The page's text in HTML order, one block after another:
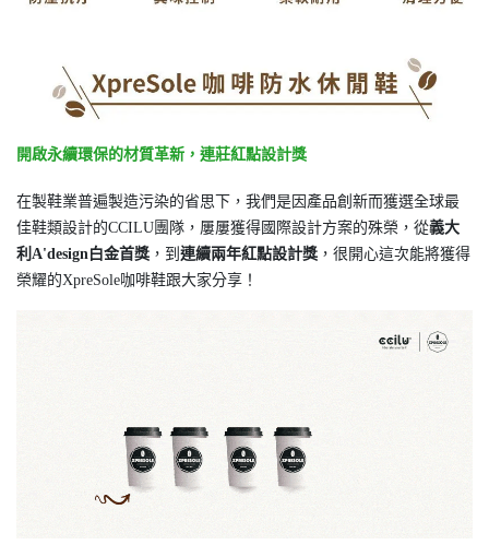
開啟永續環保的材質革新，連莊紅點設計獎
在製鞋業普遍製造污染的省思下，我們是因產品創新而獲選全球最
佳鞋類設計的CCILU團隊，屢屢獲得國際設計方案的殊榮，從義大
利A'design白金首獎 ，到 連續兩年紅點設計獎 ，很開心這次能將獲得
榮耀的XpreSole咖啡鞋跟大家分享！